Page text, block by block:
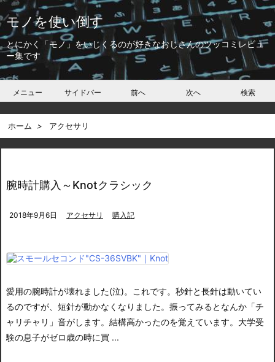
モノを使い倒す
とにかく「モノ」をいじくるのが好きなおじさんのツッコミレビュ
ー集です
メニュー サイドバー 前へ 次へ 検索
ホーム > アクセサリ
腕時計購入～Knotクラシック
2018年9月6日 アクセサリ 購入記
愛用の腕時計が壊れました(泣)。これです。 秒針と長針は動いてい
るのですが、短針が動かなくなりました。振ってみるとなんか「チ
ャリチャリ」音がします。 結構高かったのを覚えています。大学受
験の息子がゼロ歳の時に買 ...